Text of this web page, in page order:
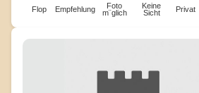
Flop Empfehlung
Foto
m¨glich
Keine
Sicht
Privat